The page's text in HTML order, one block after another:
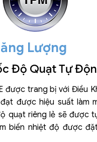
Lượng
Độ Quạt Tự
được trang bị với Điều
được hiệu suất làm
quạt riêng lẻ sẽ được
biến nhiệt độ được